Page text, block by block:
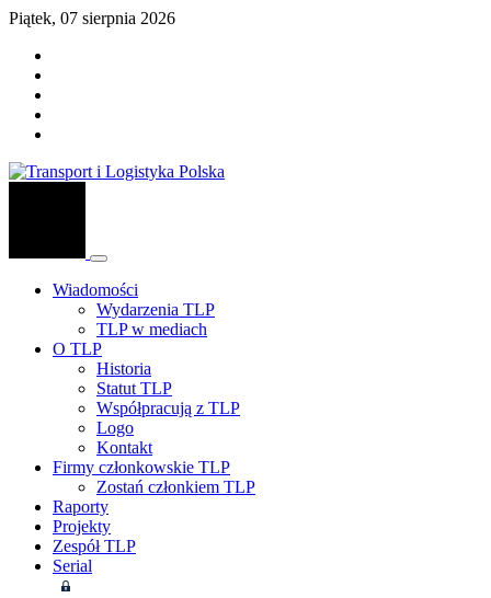
Piątek, 07 sierpnia 2026
Wiadomości
Wydarzenia TLP
TLP w mediach
O TLP
Historia
Statut TLP
Współpracują z TLP
Logo
Kontakt
Firmy członkowskie TLP
Zostań członkiem TLP
Raporty
Projekty
Zespół TLP
Serial